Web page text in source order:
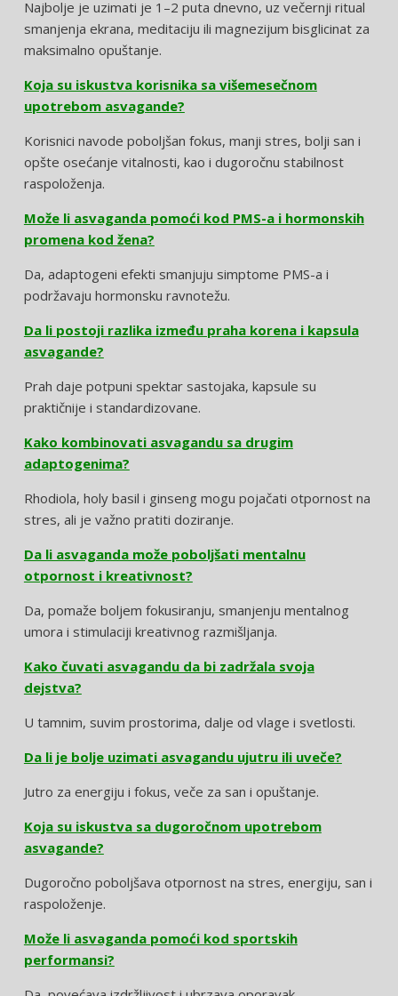
Najbolje je uzimati je 1–2 puta dnevno, uz večernji ritual
smanjenja ekrana, meditaciju ili magnezijum bisglicinat za
maksimalno opuštanje.
Koja su iskustva korisnika sa višemesečnom
upotrebom asvagande?
Korisnici navode poboljšan fokus, manji stres, bolji san i
opšte osećanje vitalnosti, kao i dugoročnu stabilnost
raspoloženja.
Može li asvaganda pomoći kod PMS-a i hormonskih
promena kod žena?
Da, adaptogeni efekti smanjuju simptome PMS-a i
podržavaju hormonsku ravnotežu.
Da li postoji razlika između praha korena i kapsula
asvagande?
Prah daje potpuni spektar sastojaka, kapsule su
praktičnije i standardizovane.
Kako kombinovati asvagandu sa drugim
adaptogenima?
Rhodiola, holy basil i ginseng mogu pojačati otpornost na
stres, ali je važno pratiti doziranje.
Da li asvaganda može poboljšati mentalnu
otpornost i kreativnost?
Da, pomaže boljem fokusiranju, smanjenju mentalnog
umora i stimulaciji kreativnog razmišljanja.
Kako čuvati asvagandu da bi zadržala svoja
dejstva?
U tamnim, suvim prostorima, dalje od vlage i svetlosti.
Da li je bolje uzimati asvagandu ujutru ili uveče?
Jutro za energiju i fokus, veče za san i opuštanje.
Koja su iskustva sa dugoročnom upotrebom
asvagande?
Dugoročno poboljšava otpornost na stres, energiju, san i
raspoloženje.
Može li asvaganda pomoći kod sportskih
performansi?